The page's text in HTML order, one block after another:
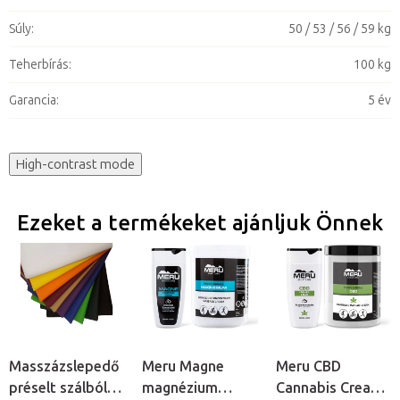
Súly: 50 / 53 / 56 / 59 kg
Teherbírás: 100 kg
Garancia: 5 év
High-contrast mode
Ezeket a termékeket ajánljuk Önnek
Masszázslepedő
préselt szálból,
Meru Magne
magnézium
Meru CBD
Cannabis Cream